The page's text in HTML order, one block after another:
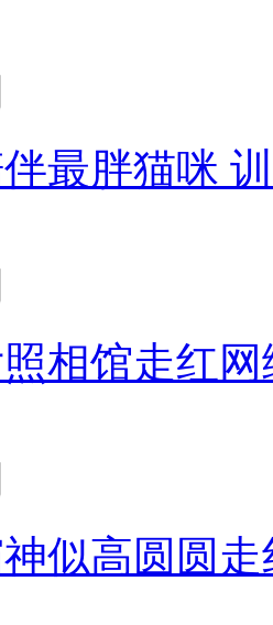
最胖猫咪
相馆走红网
似高圆圆走